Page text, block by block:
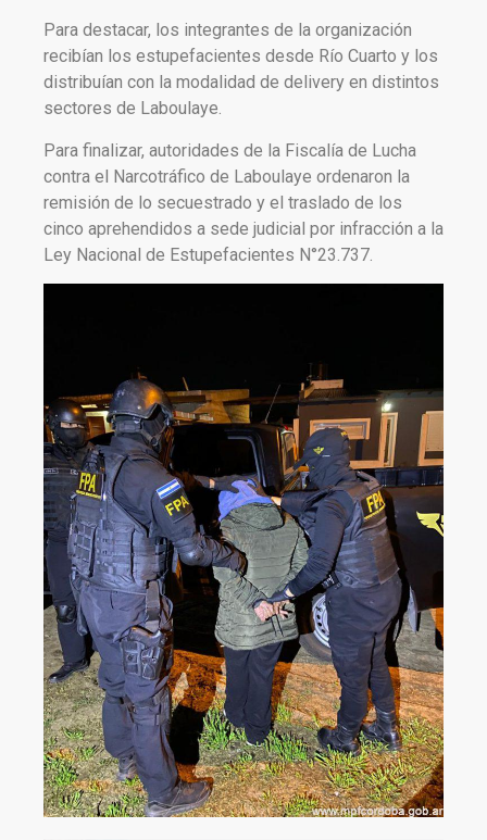
Para destacar, los integrantes de la organización
recibían los estupefacientes desde Río Cuarto y los
distribuían con la modalidad de delivery en distintos
sectores de Laboulaye.
Para finalizar, autoridades de la Fiscalía de Lucha
contra el Narcotráfico de Laboulaye ordenaron la
remisión de lo secuestrado y el traslado de los
cinco aprehendidos a sede judicial por infracción a la
Ley Nacional de Estupefacientes N°23.737.